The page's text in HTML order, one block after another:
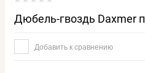
Дюбель-гвоздь Daxmer
Добавить к сравнению